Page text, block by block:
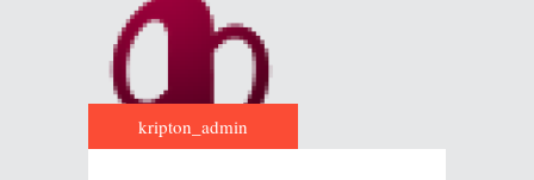
kripton_admin